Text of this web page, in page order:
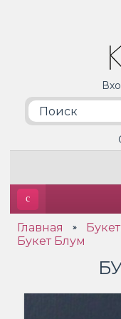
Главная »
Букет Блум